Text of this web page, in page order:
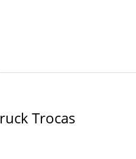
ruck Trocas